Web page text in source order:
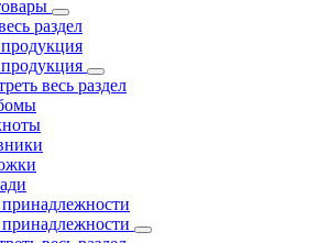
раздел
весь раздел